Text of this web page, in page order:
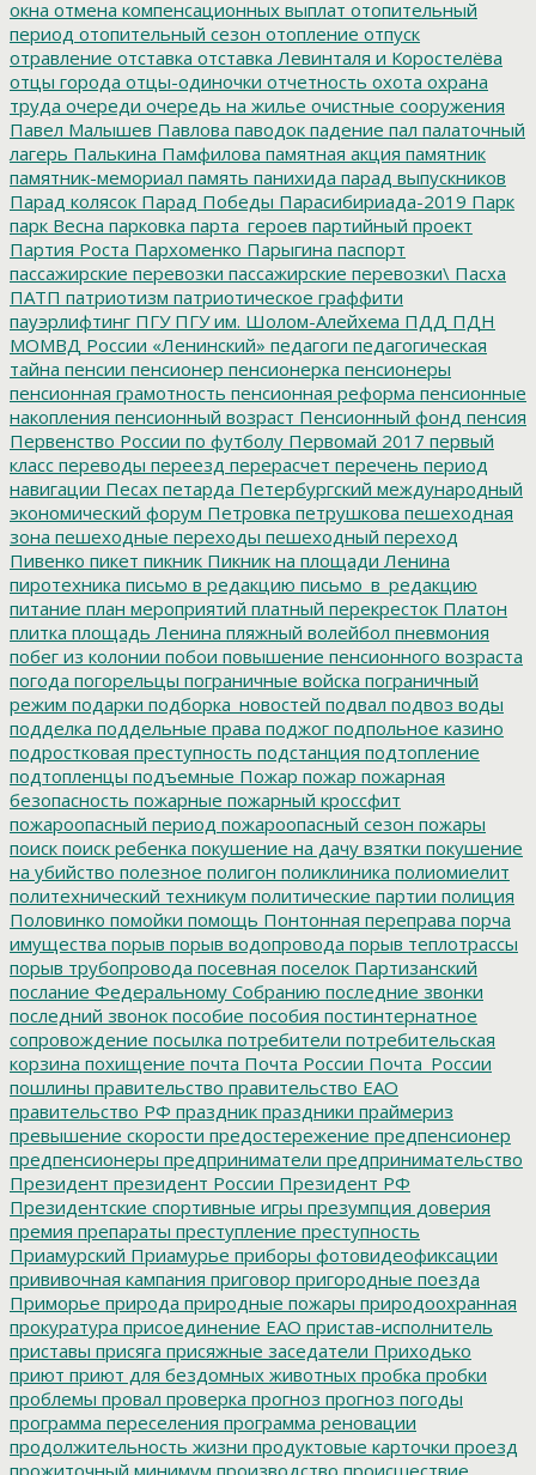
окна отмена компенсационных выплат отопительный
период отопительный сезон отопление отпуск
отравление отставка отставка Левинталя и Коростелёва
отцы города отцы-одиночки отчетность охота охрана
труда очереди очередь на жилье очистные сооружения
Павел Малышев Павлова паводок падение пал палаточный
лагерь Палькина Памфилова памятная акция памятник
памятник-мемориал память панихида парад выпускников
Парад колясок Парад Победы Парасибириада-2019 Парк
парк Весна парковка парта_героев партийный проект
Партия Роста Пархоменко Парыгина паспорт
пассажирские перевозки пассажирские перевозки\ Пасха
ПАТП патриотизм патриотическое граффити
пауэрлифтинг ПГУПГУ им. Шолом-Алейхема ПДД ПДН
МОМВД России «Ленинский» педагоги педагогическая
тайна пенсии пенсионер пенсионерка пенсионеры
пенсионная грамотность пенсионная реформа пенсионные
накопления пенсионный возраст Пенсионный фонд пенсия
Первенство России по футболу Первомай 2017 первый
класс переводы переезд перерасчет перечень период
навигации Песах петарда Петербургский международный
экономический форум Петровка петрушкова пешеходная
зона пешеходные переходы пешеходный переход
Пивенко пикет пикник Пикник на площади Ленина
пиротехника письмо в редакцию письмо_в_редакцию
питание план мероприятий платный перекресток Платон
плитка площадь Ленина пляжный волейбол пневмония
побег из колонии побои повышение пенсионного возраста
погода погорельцы пограничные войска пограничный
режим подарки подборка_новостей подвал подвоз воды
подделка поддельные права поджог подпольное казино
подростковая преступность подстанция подтопление
подтопленцы подъемные Пожар пожар пожарная
безопасность пожарные пожарный кроссфит
пожароопасный период пожароопасный сезон пожары
поиск поиск ребенка покушение на дачу взятки покушение
на убийство полезное полигон поликлиника полиомиелит
политехнический техникум политические партии полиция
Половинко помойки помощь Понтонная переправа порча
имущества порыв порыв водопровода порыв теплотрассы
порыв трубопровода посевная поселок Партизанский
послание Федеральному Собранию последние звонки
последний звонок пособие пособия постинтернатное
сопровождение посылка потребители потребительская
корзина похищение почта Почта России Почта_России
пошлины правительство правительство ЕАО
правительство РФ праздник праздники праймериз
превышение скорости предостережение предпенсионер
предпенсионеры предприниматели предпринимательство
Президент президент России Президент РФ
Президентские спортивные игры презумпция доверия
премия препараты преступление преступность
Приамурский Приамурье приборы фотовидеофиксации
прививочная кампания приговор пригородные поезда
Приморье природа природные пожары природоохранная
прокуратура присоединение ЕАО пристав-исполнитель
приставы присяга присяжные заседатели Приходько
приют приют для бездомных животных пробка пробки
проблемы провал проверка прогноз прогноз погоды
программа переселения программа реновации
продолжительность жизни продуктовые карточки проезд
прожиточный минимум производство происшествие